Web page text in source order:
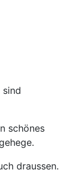
sind
schönes
draussen.